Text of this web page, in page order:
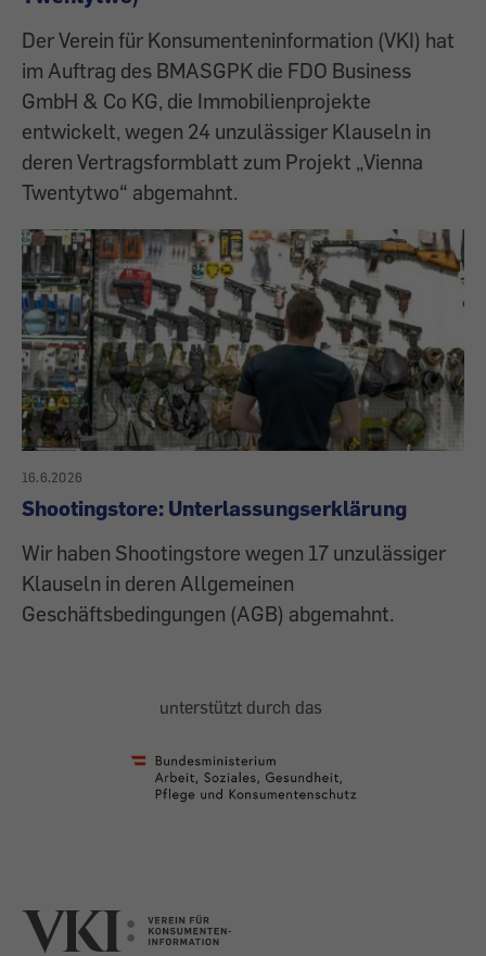
Der Verein für Konsumenteninformation (VKI) hat
im Auftrag des BMASGPK die FDO Business
GmbH & Co KG, die Immobilienprojekte
entwickelt, wegen 24 unzulässiger Klauseln in
deren Vertragsformblatt zum Projekt „Vienna
Twentytwo“ abgemahnt.
16.6.2026
Shootingstore: Unterlassungserklärung
Wir haben Shootingstore wegen 17 unzulässiger
Klauseln in deren Allgemeinen
Geschäftsbedingungen (AGB) abgemahnt.
unterstützt durch das